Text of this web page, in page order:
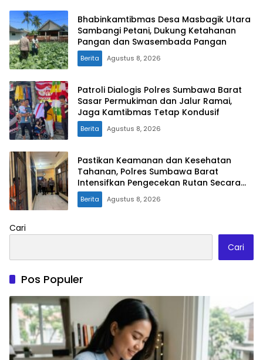
Bhabinkamtibmas Desa Masbagik Utara
Sambangi Petani, Dukung Ketahanan
Pangan dan Swasembada Pangan
Berita Agustus 8, 2026
Patroli Dialogis Polres Sumbawa Barat
Sasar Permukiman dan Jalur Ramai,
Jaga Kamtibmas Tetap Kondusif
Berita Agustus 8, 2026
Pastikan Keamanan dan Kesehatan
Tahanan, Polres Sumbawa Barat
Intensifkan Pengecekan Rutan Secara
Berkala
Berita Agustus 8, 2026
Cari
Cari
Pos Populer